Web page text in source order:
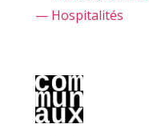
— Hospitalités